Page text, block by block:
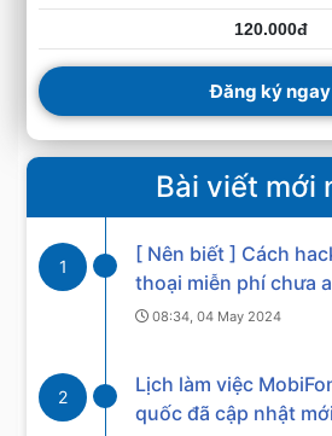
120.000đ
Đăng ký ngay
Bài viết mới
1
[ Nên biết ] Cách
thoại miễn phí chưa
08:34, 04 May 2024
2
Lịch làm việc
quốc đã cập nhật